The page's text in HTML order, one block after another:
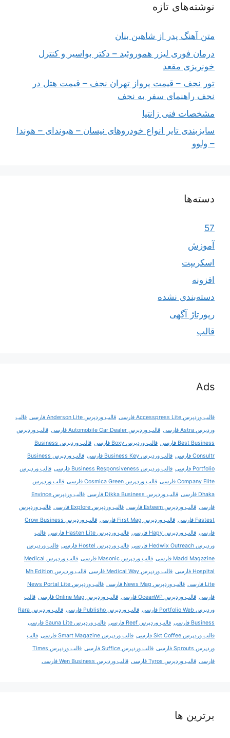
نوشته‌های تازه
متن آهنگ پدر از شاهین بنان
درمان فوری لیزر هموروئید – دکتر بواسیر و کنترل
خونریزی مقعد
تور نجف – قیمت پرواز تهران نجف – قیمت هتل در
نجف راهنمای سفر به نجف
مشخصات فنی زانتیا
سایزبندی تایر انواع خودروهای نیسان – هیوندای – هوندا
– ولوو
دسته‌ها
57
آموزش
اسکریپت
افزونه
دسته‌بندی نشده
رپورتاژ آگهی
قالب
Ads
قالب وردپرس Accesspress Lite فارسی قالب وردپرس Anderson Lite فارسی
قالب
وردپرس Astra فارسی
قالب وردپرس Automobile Car Dealer فارسی
قالب وردپرس
Best Business فارسی
قالب وردپرس Boxy فارسی
قالب وردپرس Business
Consultr فارسی
قالب وردپرس Business Key فارسی
قالب وردپرس Business
Portfolio فارسی
قالب وردپرس Business Responsiveness فارسی
قالب وردپرس
Company Elite فارسی
قالب وردپرس Cosmica Green فارسی
قالب وردپرس
Dhaka فارسی
قالب وردپرس Dikka Business فارسی
قالب وردپرس Envince
فارسی قالب وردپرس Esteem فارسی قالب وردپرس Explore فارسی
قالب وردپرس
Fastest فارسی
قالب وردپرس First Mag فارسی
قالب وردپرس Grow Business
فارسی قالب وردپرس Hapy فارسی قالب وردپرس Hasten Lite فارسی
قالب
وردپرس Hedwix Outreach فارسی
قالب وردپرس Hostel فارسی
قالب وردپرس
Madd Magazine فارسی
قالب وردپرس Masonic فارسی
قالب وردپرس Medical
Hospital فارسی
قالب وردپرس Medical Way فارسی
قالب وردپرس Mh Edition
Lite فارسی
قالب وردپرس News Mag فارسی
قالب وردپرس News Portal Lite
فارسی قالب وردپرس OceanWP فارسی قالب وردپرس Online Mag فارسی
قالب
وردپرس Portfolio Web فارسی
قالب وردپرس Publisho فارسی
قالب وردپرس Rara
Business فارسی
قالب وردپرس Reef فارسی
قالب وردپرس Sauna Lite فارسی
قالب وردپرس Skt Coffee فارسی
قالب وردپرس Smart Magazine فارسی
قالب
وردپرس Sprouts فارسی
قالب وردپرس Suffice فارسی
قالب وردپرس Times
فارسی قالب وردپرس Tyros فارسی قالب وردپرس Wen Business فارسی
برترین ها